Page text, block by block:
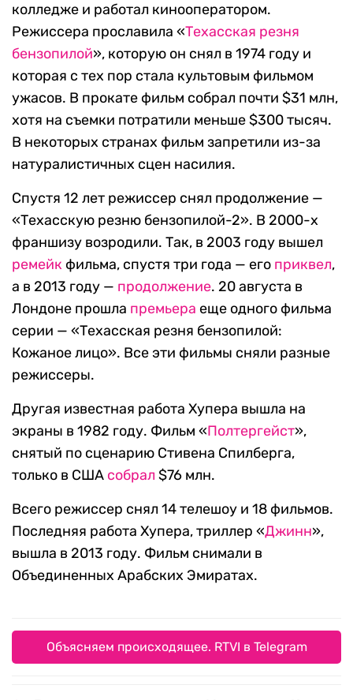
колледже и работал кинооператором.
Режиссера прославила «Техасская резня
бензопилой», которую он снял в 1974 году и
которая с тех пор стала культовым фильмом
ужасов. В прокате фильм собрал почти $31 млн,
хотя на съемки потратили меньше $300 тысяч.
В некоторых странах фильм запретили из-за
натуралистичных сцен насилия.
Спустя 12 лет режиссер снял продолжение —
«Техасскую резню бензопилой-2». В 2000-х
франшизу возродили. Так, в 2003 году вышел
ремейк фильма, спустя три года — его приквел,
а в 2013 году — продолжение. 20 августа в
Лондоне прошла премьера еще одного фильма
серии — «Техасская резня бензопилой:
Кожаное лицо». Все эти фильмы сняли разные
режиссеры.
Другая известная работа Хупера вышла на
экраны в 1982 году. Фильм «Полтергейст»,
снятый по сценарию Стивена Спилберга,
только в США собрал $76 млн.
Всего режиссер снял 14 телешоу и 18 фильмов.
Последняя работа Хупера, триллер «Джинн»,
вышла в 2013 году. Фильм снимали в
Объединенных Арабских Эмиратах.
Объясняем происходящее. RTVI в Telegram